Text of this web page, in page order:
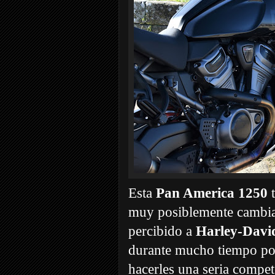
Esta Pan America 1250
muy posiblemente
percibido a Harley-
durante mucho tiempo
hacerles una seria